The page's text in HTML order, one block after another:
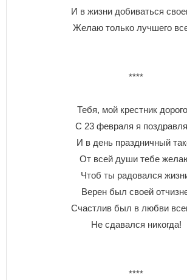
И в жизни добиваться
Желаю только лучшего
****
Тебя, мой крестник
С 23 февраля я
И в день праздничный
От всей души тебе
Чтоб ты радовался
Верен был своей
Счастлив был в любви
Не сдавался никогда!
****